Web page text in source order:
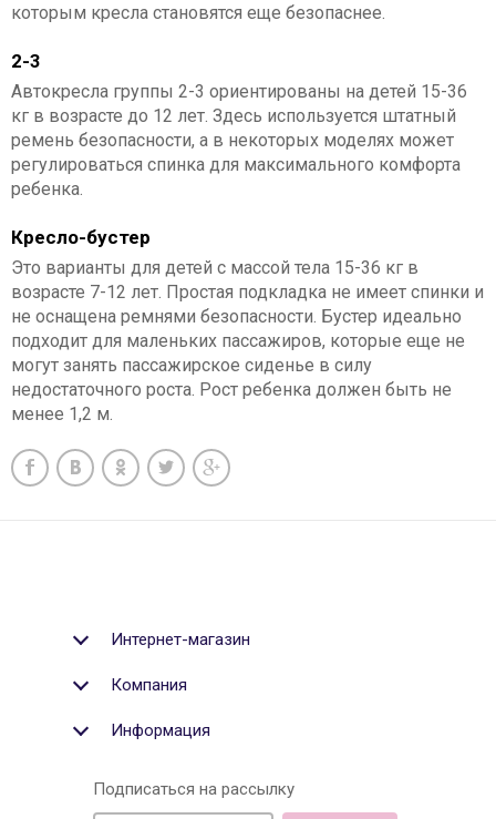
которым кресла становятся еще безопаснее.
2-3
Автокресла группы 2-3 ориентированы на детей 15-36
кг в возрасте до 12 лет. Здесь используется штатный
ремень безопасности, а в некоторых моделях может
регулироваться спинка для максимального комфорта
ребенка.
Кресло-бустер
Это варианты для детей с массой тела 15-36 кг в
возрасте 7-12 лет. Простая подкладка не имеет спинки и
не оснащена ремнями безопасности. Бустер идеально
подходит для маленьких пассажиров, которые еще не
могут занять пассажирское сиденье в силу
недостаточного роста. Рост ребенка должен быть не
менее 1,2 м.
Интернет-магазин
Компания
Информация
Подписаться на рассылку